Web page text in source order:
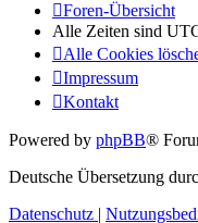
Foren-Übersicht
Alle Zeiten sind
Alle Cookies
Impressum
Kontakt
Powered by phpBB®
Deutsche Übersetzung
Datenschutz |